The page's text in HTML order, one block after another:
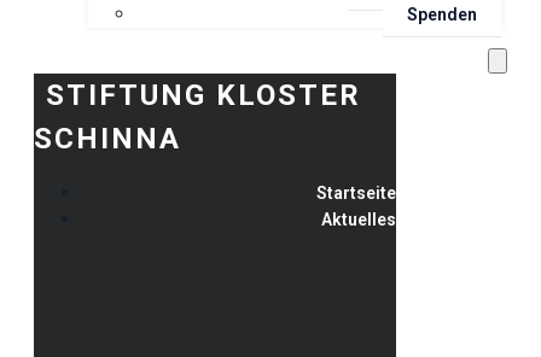
Spenden
STIFTUNG KLOSTER
SCHINNA
Startseite
Aktuelles